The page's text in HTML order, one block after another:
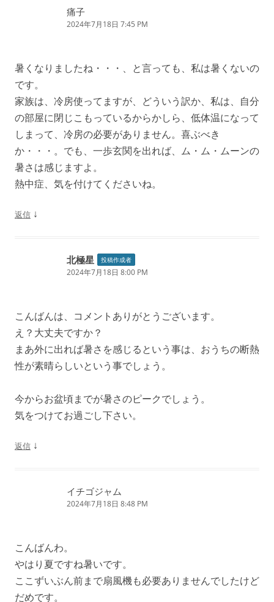
痛子
2024年7月18日 7:45 PM
暑くなりましたね・・・、と言っても、私は暑くないの
です。
家族は、冷房使ってますが、どういう訳か、私は、自分
の部屋に閉じこもっているからかしら、低体温になって
しまって、冷房の必要がありません。喜ぶべき
か・・・。でも、一歩玄関を出れば、ム・ム・ムーンの
暑さは感じますよ。
熱中症、気を付けてくださいね。
返信 ↓
北極星 投稿作成者
2024年7月18日 8:00 PM
こんばんは、コメントありがとうございます。
え？大丈夫ですか？
まあ外に出れば暑さを感じるという事は、おうちの断熱
性が素晴らしいという事でしょう。
今からお盆頃までが暑さのピークでしょう。
気をつけてお過ごし下さい。
返信 ↓
イチゴジャム
2024年7月18日 8:48 PM
こんばんわ。
やはり夏ですね暑いです。
ここずいぶん前まで扇風機も必要ありませんでしたけど
だめです。